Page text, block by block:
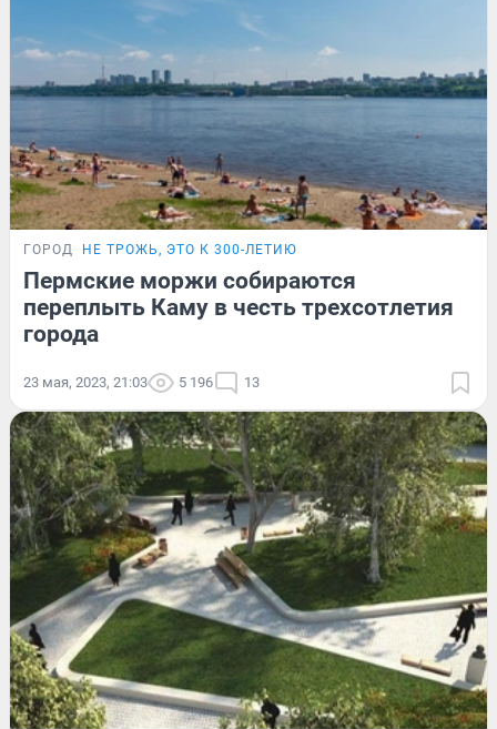
ГОРОД НЕ ТРОЖЬ, ЭТО К 300-ЛЕТИЮ
Пермские моржи собираются
переплыть Каму в честь трехсотлетия
города
23 мая, 2023, 21:03 5 196 13